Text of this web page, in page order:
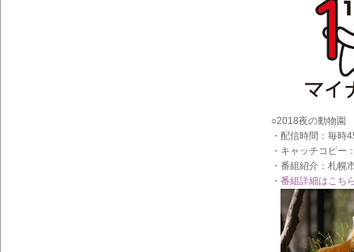
○2018夜の動物園
・配信時間：毎
・キャッチコピー
・番組紹介：札幌
・ 番組詳細はこち